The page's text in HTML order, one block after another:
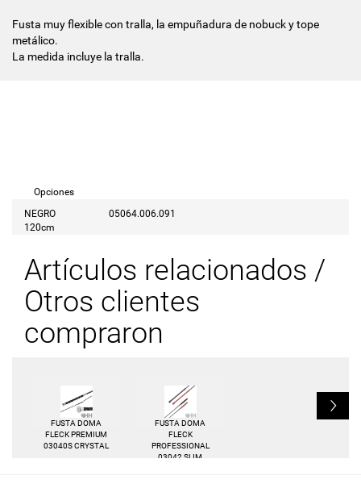
Fusta muy flexible con tralla, la empuñadura de nobuck y tope
metálico.
La medida incluye la tralla.
Opciones
NEGRO
120cm
05064.006.091
Artículos relacionados /
Otros clientes
compraron
FUSTA DOMA
FLECK PREMIUM
03040S CRYSTAL
FUSTA DOMA
FLECK
PROFESSIONAL
03042 SLIM
L